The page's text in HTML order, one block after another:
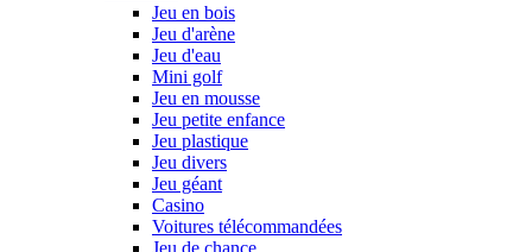
Jeu en bois
Jeu d'arène
Jeu d'eau
Mini golf
Jeu en mousse
Jeu petite enfance
Jeu plastique
Jeu divers
Jeu géant
Casino
Voitures télécommandées
Jeu de chance